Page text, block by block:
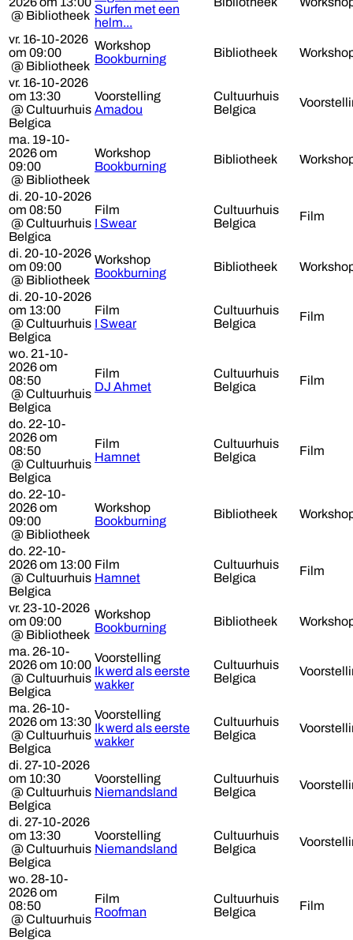
@ Bibliotheek Surfen met een
helm...
vr. 16-10-2026
om 09:00
@ Bibliotheek
Workshop
Bookburning
Bibliotheek
vr. 16-10-2026
om 13:30
@ Cultuurhuis
Belgica
Voorstelling
Amadou
Cultuurhuis
Belgica
ma. 19-10-
2026 om
09:00
@ Bibliotheek
Workshop
Bookburning
Bibliotheek
di. 20-10-2026
om 08:50
@ Cultuurhuis
Belgica
Film
I Swear
Cultuurhuis
Belgica
Film
di. 20-10-2026
om 09:00
@ Bibliotheek
Workshop
Bookburning
Bibliotheek
di. 20-10-2026
om 13:00
@ Cultuurhuis
Belgica
Film
I Swear
Cultuurhuis
Belgica
Film
wo. 21-10-
2026 om
08:50
@ Cultuurhuis
Belgica
Film
DJ Ahmet
Cultuurhuis
Belgica
Film
do. 22-10-
2026 om
08:50
@ Cultuurhuis
Belgica
Film
Hamnet
Cultuurhuis
Belgica
Film
do. 22-10-
2026 om
09:00
@ Bibliotheek
Workshop
Bookburning
Bibliotheek
do. 22-10-
2026 om 13:00
@ Cultuurhuis
Belgica
Film
Hamnet
Cultuurhuis
Belgica
Film
vr. 23-10-2026
om 09:00
@ Bibliotheek
Workshop
Bookburning
Bibliotheek
ma. 26-10-
2026 om 10:00
@ Cultuurhuis
Belgica
Voorstelling
Ik werd als eerste
wakker
Cultuurhuis
Belgica
ma. 26-10-
2026 om 13:30
@ Cultuurhuis
Belgica
Voorstelling
Ik werd als eerste
wakker
Cultuurhuis
Belgica
di. 27-10-2026
om 10:30
@ Cultuurhuis
Belgica
Voorstelling
Niemandsland
Cultuurhuis
Belgica
di. 27-10-2026
om 13:30
@ Cultuurhuis
Belgica
Voorstelling
Niemandsland
Cultuurhuis
Belgica
wo. 28-10-
2026 om
08:50
@ Cultuurhuis
Belgica
Film
Roofman
Cultuurhuis
Belgica
Film